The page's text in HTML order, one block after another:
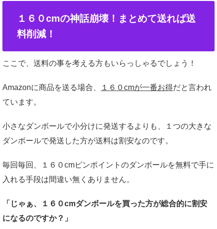
１６０cmの神話崩壊！まとめて送れば送
料削減！
ここで、送料の事を考える方もいらっしゃるでしょう！
Amazonに商品を送る場合、 １６０cmが一番お得だと言われ
ています。
小さなダンボールで小分けに発送するよりも、１つの大きな
ダンボールで発送した方が送料は割安なのです。
毎回毎回、１６０cmピンポイントのダンボールを無料で手に
入れる手段は間違い無くありません。
「じゃぁ、１６０cmダンボールを買った方が総合的に割安
になるのですか？」